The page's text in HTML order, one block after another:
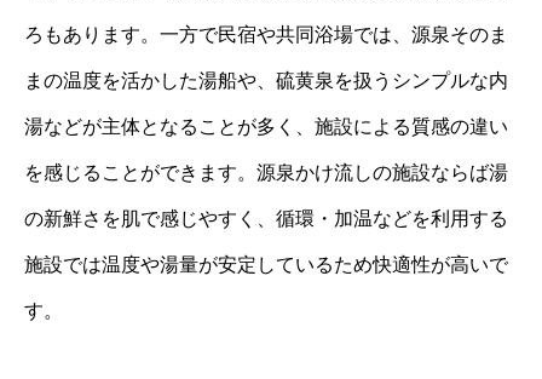
ろもあります。一方で民宿や共同浴場では、源泉そのま
まの温度を活かした湯船や、硫黄泉を扱うシンプルな内
湯などが主体となることが多く、施設による質感の違い
を感じることができます。源泉かけ流しの施設ならば湯
の新鮮さを肌で感じやすく、循環・加温などを利用する
施設では温度や湯量が安定しているため快適性が高いで
す。